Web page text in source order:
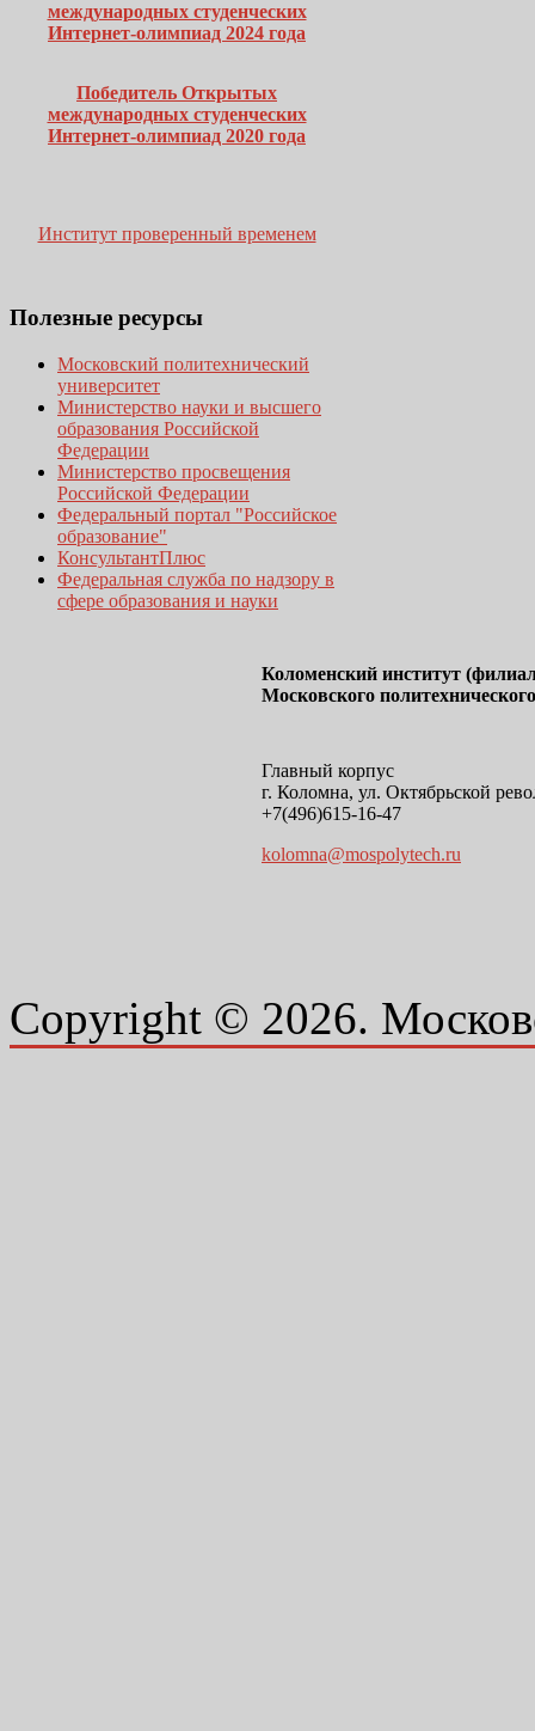
международных студенческих
Интернет-олимпиад 2024 года
Победитель Открытых
международных студенческих
Интернет-олимпиад 2020 года
Институт проверенный временем
Полезные ресурсы
Московский политехнический
университет
Министерство науки и высшего
образования Российской
Федерации
Министерство просвещения
Российской Федерации
Федеральный портал "Российское
образование"
КонсультантПлюс
Федеральная служба по надзору в
сфере образования и науки
Коломенский институт
Московского
Главный корпус
г. Коломна, ул. Октябрьской
+7(496)615-16-47
kolomna@mospolytech.ru
Copyright © 2026.